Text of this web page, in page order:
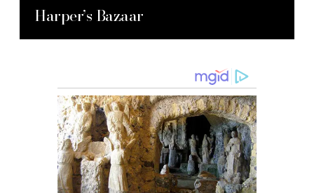
Harper’s Bazaar